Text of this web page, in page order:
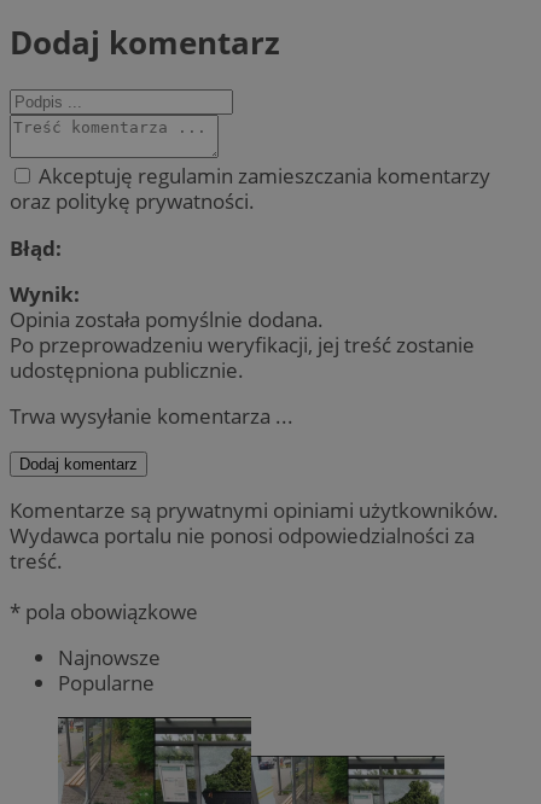
Dodaj komentarz
Akceptuję regulamin zamieszczania komentarzy
oraz politykę prywatności.
Błąd:
Wynik:
Opinia została pomyślnie dodana.
Po przeprowadzeniu weryfikacji, jej treść zostanie
udostępniona publicznie.
Trwa wysyłanie komentarza ...
Dodaj komentarz
Komentarze są prywatnymi opiniami użytkowników.
Wydawca portalu nie ponosi odpowiedzialności za
treść.
* pola obowiązkowe
Najnowsze
Popularne